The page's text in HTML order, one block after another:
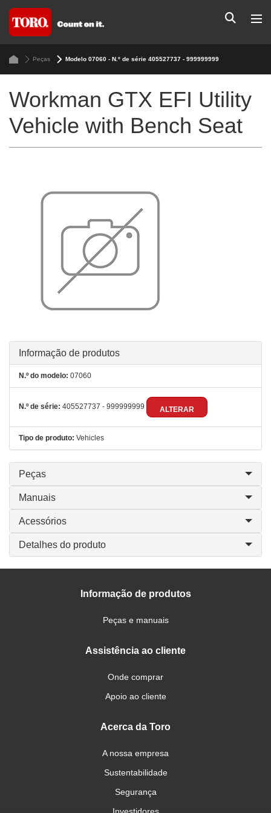
Peças Modelo 07060 - N.º de série 405527737 - 999999999
Workman GTX EFI Utility
Vehicle with Bench Seat
Informação de produtos
N.º do modelo: 07060
N.º de série: 405527737 - 999999999 ALTERAR
Tipo de produto: Vehicles
Peças
Manuais
Acessórios
Detalhes do produto
Informação de produtos
Peças e manuais
Assistência ao cliente
Onde comprar
Apoio ao cliente
Acerca da Toro
A nossa empresa
Sustentabilidade
Segurança